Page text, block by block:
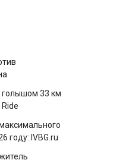
голышом 33 км
году: IVBG.ru